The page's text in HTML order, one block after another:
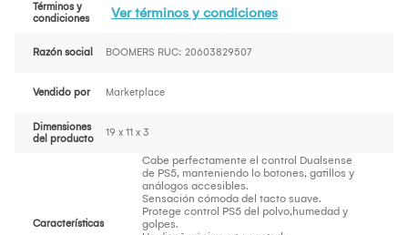
Términos y
condiciones
Ver términos y condiciones
Razón social BOOMERS RUC: 20603829507
Vendido por Marketplace
Dimensiones
del producto
19 x 11 x 3
Características
Cabe perfectamente el control Dualsense
de PS5, manteniendo lo botones, gatillos y
análogos accesibles.
Sensación cómoda del tacto suave.
Protege control PS5 del polvo,humedad y
golpes.